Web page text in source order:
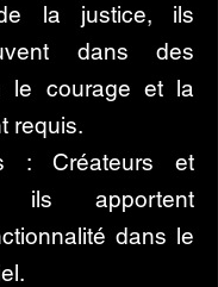
la justice, ils
dans des
le courage et la
requis.
: Créateurs et
ils apportent
dans le